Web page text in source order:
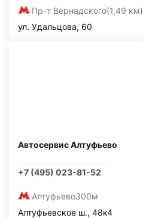
Пр-т Вернадского(1,49 км)
ул. Удальцова, 60
Автосервис Алтуфьево
+7 (495) 023-81-52
Алтуфьево300м
Алтуфьевское ш., 48к4